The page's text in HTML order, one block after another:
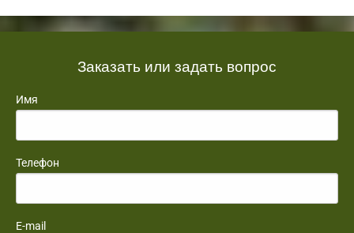
Заказать или задать вопрос
Имя
Телефон
E-mail